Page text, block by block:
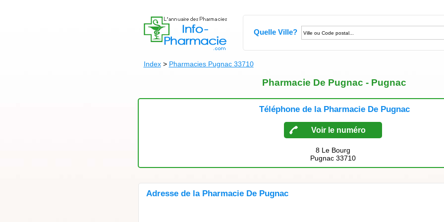
Quelle Ville?
Index> Pharmacies Pugnac 33710
Pharmacie De Pugnac - Pugnac
Téléphone de la Pharmacie De Pugnac
Voir le numéro
8 Le Bourg
Pugnac 33710
Adresse de la Pharmacie De Pugnac